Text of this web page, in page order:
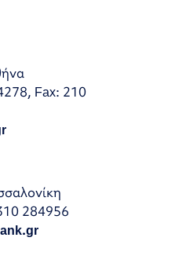
Fax: 210
284956